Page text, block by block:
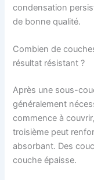
condensation
de bonne qualité.
Combien de
résultat résistant ?
Après une sous-
généralement
commence à
troisième peut
absorbant. Des
couche épaisse.